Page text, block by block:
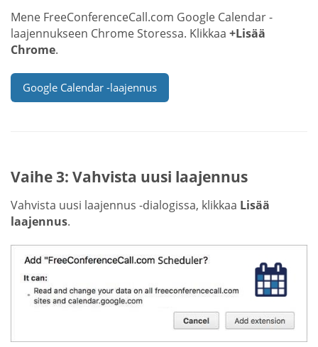
Mene FreeConferenceCall.com Google Calendar -
laajennukseen Chrome Storessa. Klikkaa +Lisää
Chrome.
Google Calendar -laajennus
Vaihe 3: Vahvista uusi laajennus
Vahvista uusi laajennus -dialogissa, klikkaa Lisää
laajennus.